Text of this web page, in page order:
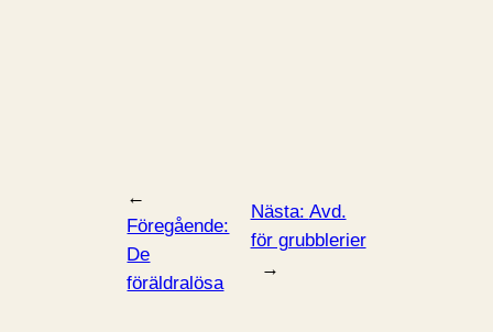
←
Föregående:
De
föräldralösa
Nästa: Avd.
för grubblerier
→